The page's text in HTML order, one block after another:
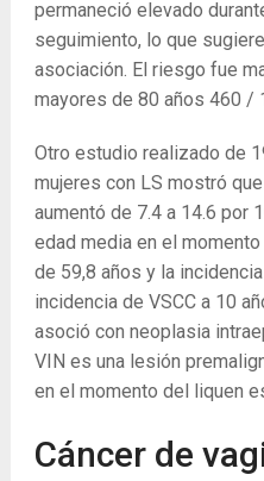
permaneció elevado
seguimiento, lo que
asociación. El riesgo fue
mayores de 80 años 460 /
Otro estudio realizado de
mujeres con LS mostró
aumentó de 7.4 a 14.6 por
edad media en el
de 59,8 años y la
incidencia de VSCC a 10
asoció con neoplasia
VIN es una lesión
en el momento del liquen
Cáncer de